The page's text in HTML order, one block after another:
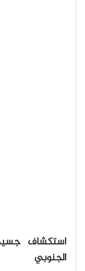
استكشاف
الجنوبي